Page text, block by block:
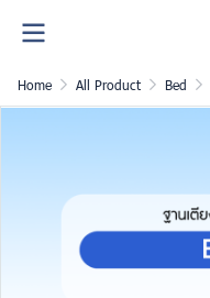
Home All Product Bed